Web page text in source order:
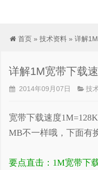
首页 » 技术资料 » 详解
详解1M宽带下载
2014年09月07日 技
宽带下载速度
MB不一样哦，下面有
要点直击：1M宽带下